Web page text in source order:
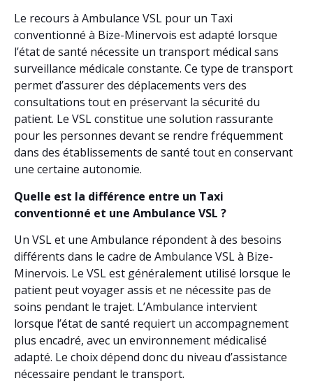
Le recours à Ambulance VSL pour un Taxi
conventionné à Bize-Minervois est adapté lorsque
l’état de santé nécessite un transport médical sans
surveillance médicale constante. Ce type de transport
permet d’assurer des déplacements vers des
consultations tout en préservant la sécurité du
patient. Le VSL constitue une solution rassurante
pour les personnes devant se rendre fréquemment
dans des établissements de santé tout en conservant
une certaine autonomie.
Quelle est la différence entre un Taxi
conventionné et une Ambulance VSL ?
Un VSL et une Ambulance répondent à des besoins
différents dans le cadre de Ambulance VSL à Bize-
Minervois. Le VSL est généralement utilisé lorsque le
patient peut voyager assis et ne nécessite pas de
soins pendant le trajet. L’Ambulance intervient
lorsque l’état de santé requiert un accompagnement
plus encadré, avec un environnement médicalisé
adapté. Le choix dépend donc du niveau d’assistance
nécessaire pendant le transport.